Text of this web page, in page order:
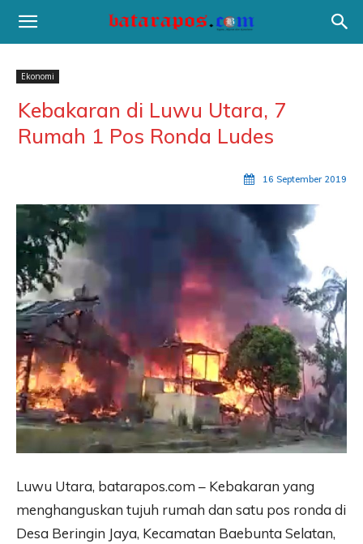
Ekonomi
Kebakaran di Luwu Utara, 7
Rumah 1 Pos Ronda Ludes
16 September 2019
Luwu Utara, batarapos.com – Kebakaran yang
menghanguskan tujuh rumah dan satu pos ronda di
Desa Beringin Jaya, Kecamatan Baebunta Selatan,